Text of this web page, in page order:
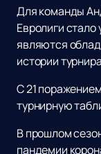
Для команды
Евролиги
являются
истории
С 21
турнирную
В прошлом
пандемии